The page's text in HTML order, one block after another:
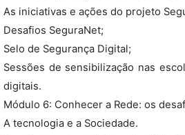
As iniciativas e ações do projeto
Desafios SeguraNet;
Selo de Segurança Digital;
Sessões de sensibilização nas
digitais.
Módulo 6: Conhecer a Rede: os
A tecnologia e a Sociedade.